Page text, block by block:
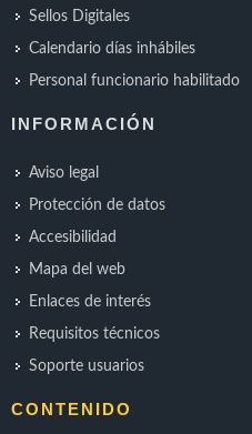
Sellos Digitales
Calendario días inhábiles
Personal funcionario habilitado
INFORMACIÓN
Aviso legal
Protección de datos
Accesibilidad
Mapa del web
Enlaces de interés
Requisitos técnicos
Soporte usuarios
CONTENIDO